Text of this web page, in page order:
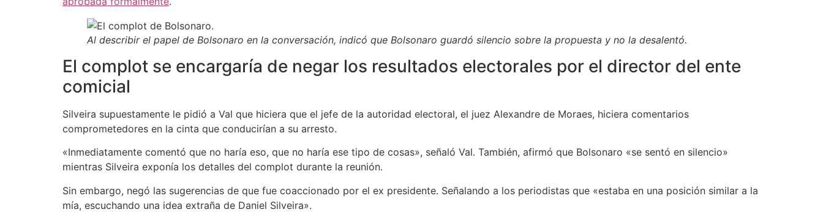
Al describir el papel de Bolsonaro en la conversación, indicó que Bolsonaro guardó silencio sobre la propuesta y no la desalentó.
El complot se encargaría de negar los resultados electorales por el director del ente
comicial
Silveira supuestamente le pidió a Val que hiciera que el jefe de la autoridad electoral, el juez Alexandre de Moraes, hiciera comentarios
comprometedores en la cinta que conducirían a su arresto.
«Inmediatamente comentó que no haría eso, que no haría ese tipo de cosas», señaló Val. También, afirmó que Bolsonaro «se sentó en silencio»
mientras Silveira exponía los detalles del complot durante la reunión.
Sin embargo, negó las sugerencias de que fue coaccionado por el ex presidente. Señalando a los periodistas que «estaba en una posición similar a la
mía, escuchando una idea extraña de Daniel Silveira».